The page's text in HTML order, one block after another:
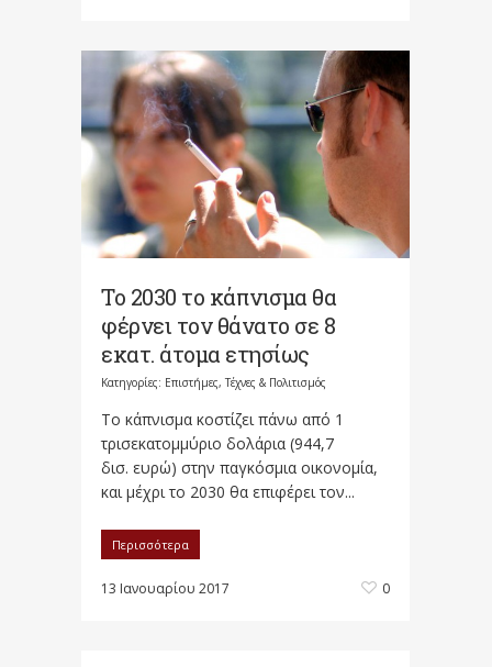
Το 2030 το κάπνισμα θα
φέρνει τον θάνατο σε 8
εκατ. άτομα ετησίως
Κατηγορίες: Επιστήμες, Τέχνες & Πολιτισμός
Το κάπνισμα κοστίζει πάνω από 1
τρισεκατομμύριο δολάρια (944,7
δισ. ευρώ) στην παγκόσμια οικονομία,
και μέχρι το 2030 θα επιφέρει τον...
Περισσότερα
13 Ιανουαρίου 2017 0